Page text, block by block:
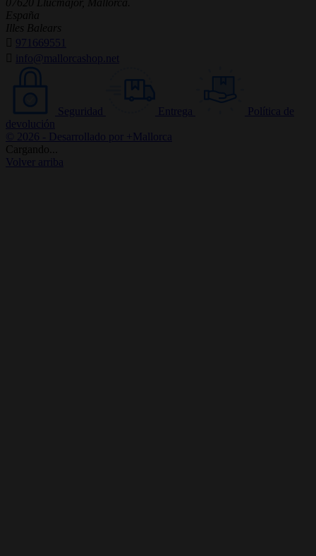
07620 Llucmajor, Mallorca.
España
Illes Balears
971669551
info@mallorcashop.net
Seguridad Entrega
Política de
devolución
© 2026 - Desarrollado por +Mallorca
Cargando...
Volver arriba